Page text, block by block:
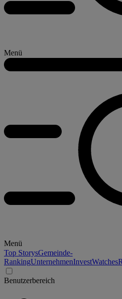
Menü
Menü
Top StorysGemeinde-
RankingUnternehmenInvestWatches
Benutzerbereich